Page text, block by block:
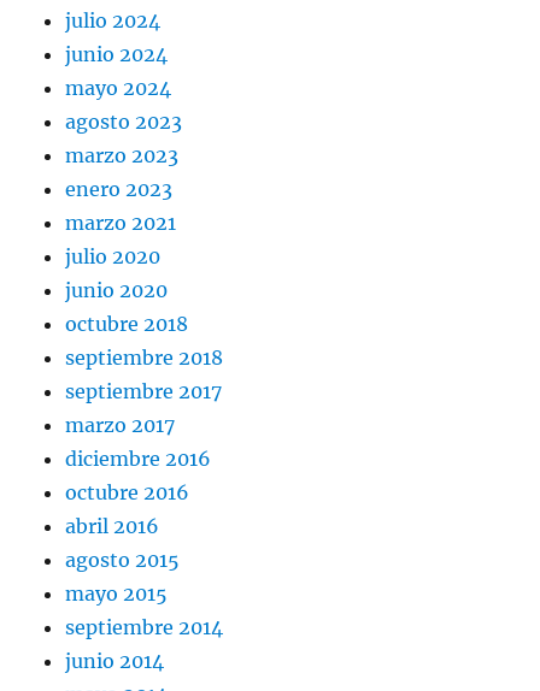
julio 2024
junio 2024
mayo 2024
agosto 2023
marzo 2023
enero 2023
marzo 2021
julio 2020
junio 2020
octubre 2018
septiembre 2018
septiembre 2017
marzo 2017
diciembre 2016
octubre 2016
abril 2016
agosto 2015
mayo 2015
septiembre 2014
junio 2014